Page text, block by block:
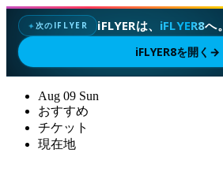
✦次のIFLYER iFLYERは、 iFLYER8へ。
iFLYER8を開く →
Aug 09 Sun
おすすめ
チケット
現在地